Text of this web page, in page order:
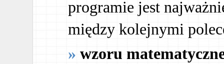
programie jest
między kolejnymi
wzoru